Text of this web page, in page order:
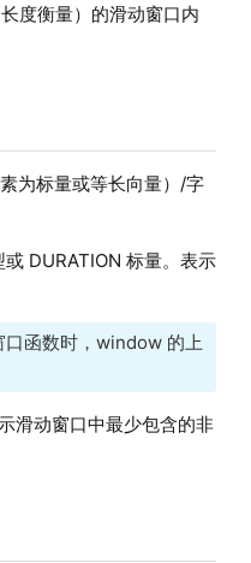
度衡量）的滑动窗口内
为标量或等长向量）/字
DURATION 标量。表示
函数时，window 的上
滑动窗口中最少包含的非